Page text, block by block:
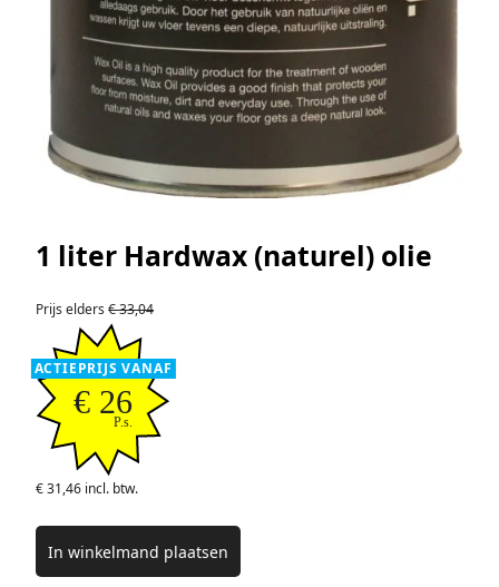
1 liter Hardwax (naturel) olie
Prijs elders € 33,04
ACTIEPRIJS VANAF
€ 26
P.s.
€ 31,46 incl. btw.
In winkelmand plaatsen